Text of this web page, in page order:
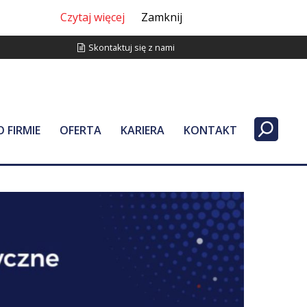
Czytaj więcej Zamknij
Skontaktuj się z nami
FIRMIE OFERTA KARIERA KONTAKT